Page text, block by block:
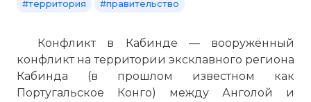
#территория
#правительство
Конфликт в Кабинде — вооружённый
конфликт на территории эксклавного региона
Кабинда (в прошлом известном как
Португальское Конго) между Анголой и